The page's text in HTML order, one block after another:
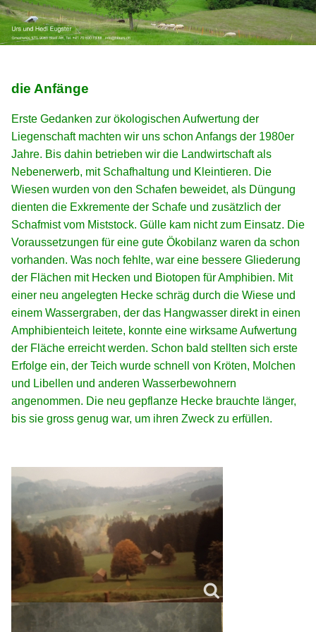
die Anfänge
Erste Gedanken zur ökologischen Aufwertung der
Liegenschaft machten wir uns schon Anfangs der 1980er
Jahre. Bis dahin betrieben wir die Landwirtschaft als
Nebenerwerb, mit Schafhaltung und Kleintieren. Die
Wiesen wurden von den Schafen beweidet, als Düngung
dienten die Exkremente der Schafe und zusätzlich der
Schafmist vom Miststock. Gülle kam nicht zum Einsatz. Die
Voraussetzungen für eine gute Ökobilanz waren da schon
vorhanden. Was noch fehlte, war eine bessere Gliederung
der Flächen mit Hecken und Biotopen für Amphibien. Mit
einer neu angelegten Hecke schräg durch die Wiese und
einem Wassergraben, der das Hangwasser direkt in einen
Amphibienteich leitete, konnte eine wirksame Aufwertung
der Fläche erreicht werden. Schon bald stellten sich erste
Erfolge ein, der Teich wurde schnell von Kröten, Molchen
und Libellen und anderen Wasserbewohnern
angenommen. Die neu gepflanze Hecke brauchte länger,
bis sie gross genug war, um ihren Zweck zu erfüllen.